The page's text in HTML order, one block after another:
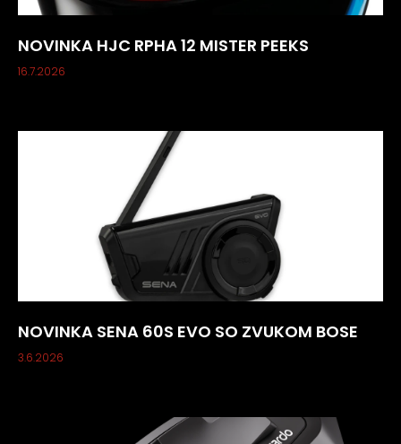
NOVINKA HJC RPHA 12 MISTER PEEKS
16.7.2026
NOVINKA SENA 60S EVO SO ZVUKOM BOSE
3.6.2026